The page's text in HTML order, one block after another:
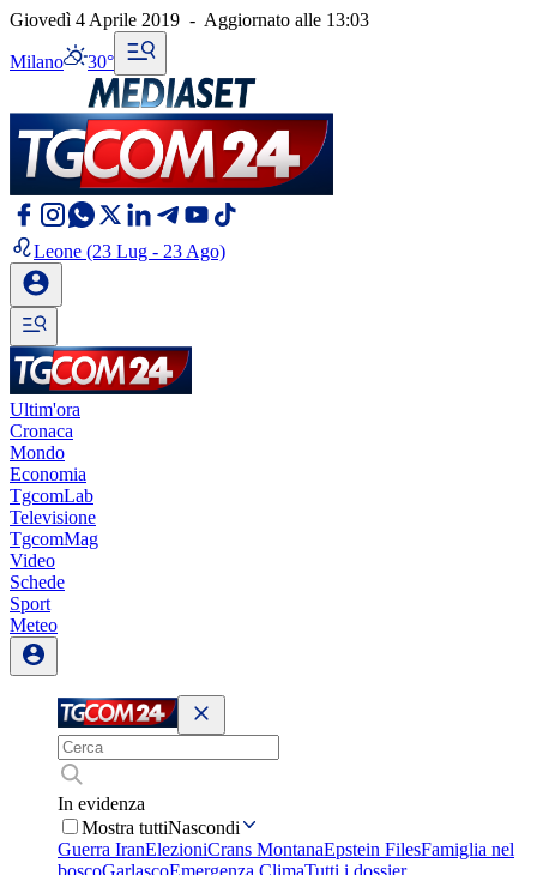
Giovedì 4 Aprile 2019 - Aggiornato alle 13:03
Milano 30°
Leone (23 Lug - 23 Ago)
Ultim'ora
Cronaca
Mondo
Economia
TgcomLab
Televisione
TgcomMag
Video
Schede
Sport
Meteo
In evidenza
Mostra tuttiNascondi
Guerra IranElezioniCrans MontanaEpstein FilesFamiglia nel
boscoGarlascoEmergenza ClimaTutti i dossier